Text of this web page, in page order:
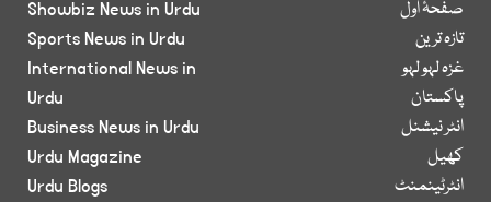
صفحۂ اول
تازہ ترین
غزہ لہو لہو
پاکستان
انٹر نیشنل
کھیل
انٹرٹینمنٹ
Showbiz News in Urdu
Sports News in Urdu
International News in
Urdu
Business News in Urdu
Urdu Magazine
Urdu Blogs